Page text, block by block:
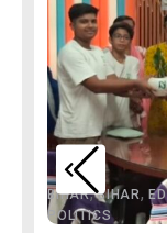
BIHAR,BIHAR,
POLITICS